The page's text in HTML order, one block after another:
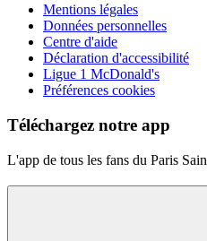
Mentions légales
Données personnelles
Centre d'aide
Déclaration d'accessibilité
Ligue 1 McDonald's
Préférences cookies
Téléchargez notre app
L'app de tous les fans du Paris